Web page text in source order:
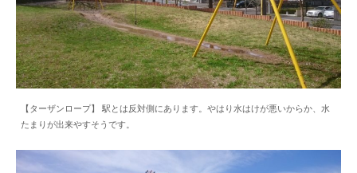
【ターザンロープ】 駅とは反対側にあります。やはり水はけが悪いからか、水
たまりが出来やすそうです。